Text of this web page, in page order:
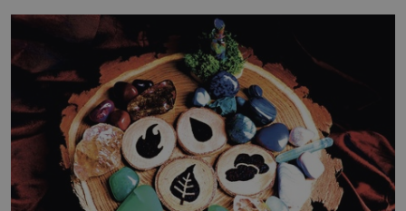
fyzický ani psychický nátlak. Syn brněnského řezníka
chce být knězem a